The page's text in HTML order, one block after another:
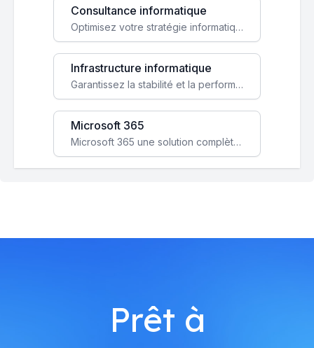
Consultance informatique
Optimisez votre stratégie informatique avec l'expertise de nos consultants pour améliorer votre efficacité et sécurité.
Infrastructure informatique
Garantissez la stabilité et la performance de votre entreprise avec une infrastructure IT sécurisée et évolutive.
Microsoft 365
Microsoft 365 une solution complète qui booste votre productivité, renforce la sécurité de vos données et facilite la collaboration.
Prêt à